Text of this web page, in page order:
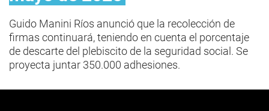
Guido Manini Ríos anunció que la recolección de
firmas continuará, teniendo en cuenta el porcentaje
de descarte del plebiscito de la seguridad social. Se
proyecta juntar 350.000 adhesiones.